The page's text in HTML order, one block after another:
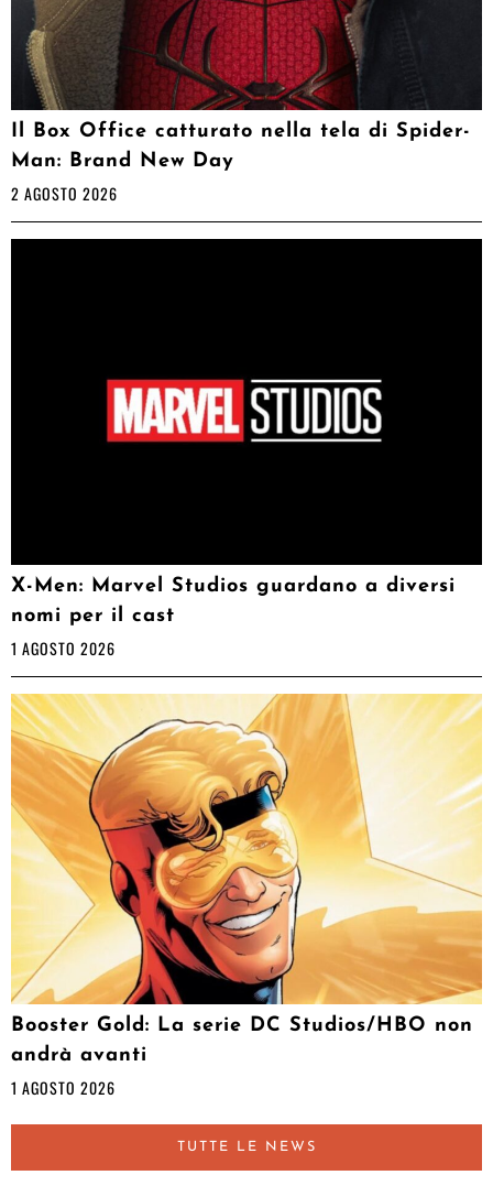
Il Box Office catturato nella tela di Spider-
Man: Brand New Day
2 AGOSTO 2026
X-Men: Marvel Studios guardano a diversi
nomi per il cast
1 AGOSTO 2026
Booster Gold: La serie DC Studios/HBO non
andrà avanti
1 AGOSTO 2026
TUTTE LE NEWS